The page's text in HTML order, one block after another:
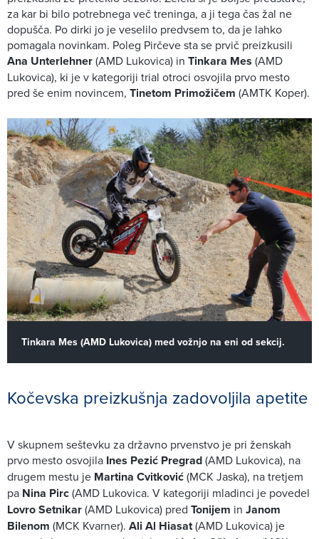
za kar bi bilo potrebnega več treninga, a ji tega čas žal ne
dopušča. Po dirki jo je veselilo predvsem to, da je lahko
pomagala novinkam. Poleg Pirčeve sta se prvič preizkusili
Ana Unterlehner(AMD Lukovica) in Tinkara Mes (AMD
Lukovica), ki je v kategoriji trial otroci osvojila prvo mesto
pred še enim novincem, Tinetom Primožičem (AMTK Koper).
Tinkara Mes (AMD Lukovica) med vožnjo na eni od sekcij.
Kočevska preizkušnja zadovoljila apetite
V skupnem seštevku za državno prvenstvo je pri ženskah
prvo mesto osvojila Ines Pezić Pregrad(AMD Lukovica), na
drugem mestu je Martina Cvitković(MCK Jaska), na tretjem
pa Nina Pirc(AMD Lukovica. V kategoriji mladinci je povedel
Lovro Setnikar(AMD Lukovica) pred Tonijem in Janom
Bilenom (MCK Kvarner). Ali Al Hiasat(AMD Lukovica) je